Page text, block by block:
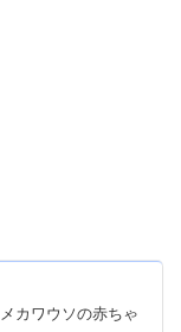
カワウソの赤ちゃ